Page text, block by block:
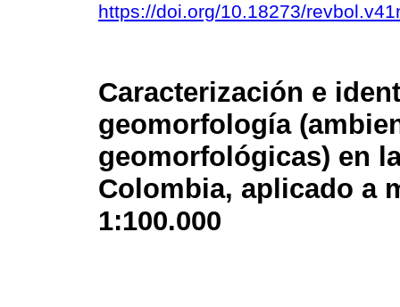
https://doi.org/10.18273/
Caracterización e
geomorfología
geomorfológicas) en
Colombia, aplicado a
1:100.000